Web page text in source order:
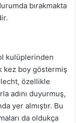
bırakmakta
kulüplerinden
kez boy göstermiş
özellikle
adını duyurmuş,
yer almıştır. Bu
da oldukça